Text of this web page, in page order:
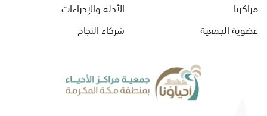
مراكزنا
عضوية الجمعية
الأدلة والإجراءات
شركاء النجاح